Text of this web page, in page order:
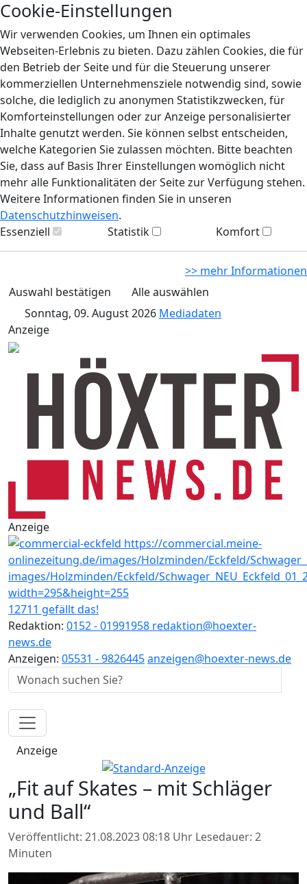
Cookie-Einstellungen
Wir verwenden Cookies, um Ihnen ein optimales
Webseiten-Erlebnis zu bieten. Dazu zählen Cookies, die für
den Betrieb der Seite und für die Steuerung unserer
kommerziellen Unternehmensziele notwendig sind, sowie
solche, die lediglich zu anonymen Statistikzwecken, für
Komforteinstellungen oder zur Anzeige personalisierter
Inhalte genutzt werden. Sie können selbst entscheiden,
welche Kategorien Sie zulassen möchten. Bitte beachten
Sie, dass auf Basis Ihrer Einstellungen womöglich nicht
mehr alle Funktionalitäten der Seite zur Verfügung stehen.
Weitere Informationen finden Sie in unseren
Datenschutzhinweisen.
Essenziell
Statistik Komfort
>> mehr Informationen
Auswahl bestätigen
Alle auswählen
Sonntag, 09. August 2026 Mediadaten
Anzeige
Anzeige
12711 gefällt das!
Redaktion: 0152 - 01991958 redaktion@hoexter-
news.de
Anzeigen: 05531 - 9826445anzeigen@hoexter-news.de
Anzeige
„Fit auf Skates – mit Schläger
und Ball“
Veröffentlicht: 21.08.2023 08:18 Uhr Lesedauer: 2
Minuten